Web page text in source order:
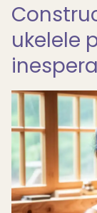
ukelele